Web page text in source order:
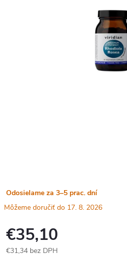
Odosielame za 3–5 prac. dní
17. 8. 2026
€35,10
€31,34 bez DPH